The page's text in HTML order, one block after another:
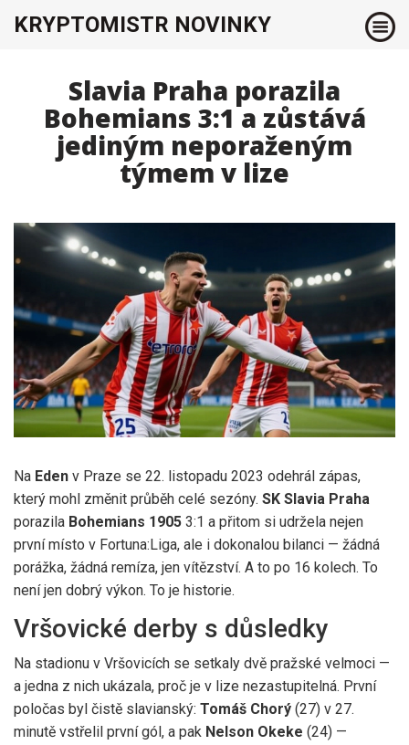
KRYPTOMISTR NOVINKY
Slavia Praha porazila
Bohemians 3:1 a zůstává
jediným neporaženým
týmem v lize
Na Eden v Praze se 22. listopadu 2023 odehrál zápas,
který mohl změnit průběh celé sezóny. SK Slavia Praha
porazila Bohemians 1905 3:1 a přitom si udržela nejen
první místo v Fortuna:Liga, ale i dokonalou bilanci — žádná
porážka, žádná remíza, jen vítězství. A to po 16 kolech. To
není jen dobrý výkon. To je historie.
Vršovické derby s důsledky
Na stadionu v Vršovicích se setkaly dvě pražské velmoci —
a jedna z nich ukázala, proč je v lize nezastupitelná. První
poločas byl čistě slavianský: Tomáš Chorý (27) v 27.
minutě vstřelil první gól, a pak Nelson Okeke (24) —